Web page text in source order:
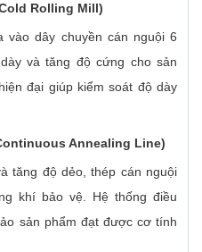
Rolling Mill)
dây chuyền cán nguội 6
và tăng độ cứng cho sản
đại giúp kiểm soát độ dày
Annealing Line)
tăng độ dẻo, thép cán nguội
khí bảo vệ. Hệ thống điều
sản phẩm đạt được cơ tính